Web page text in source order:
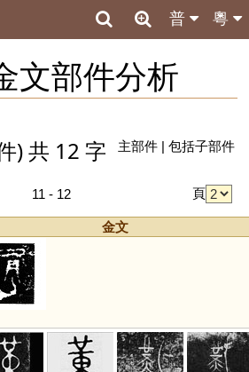
粵
普
文部件分析
) 共 12 字 主部件| 包括子部件
11 - 12 頁
金文